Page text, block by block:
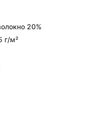
20%
г/м²